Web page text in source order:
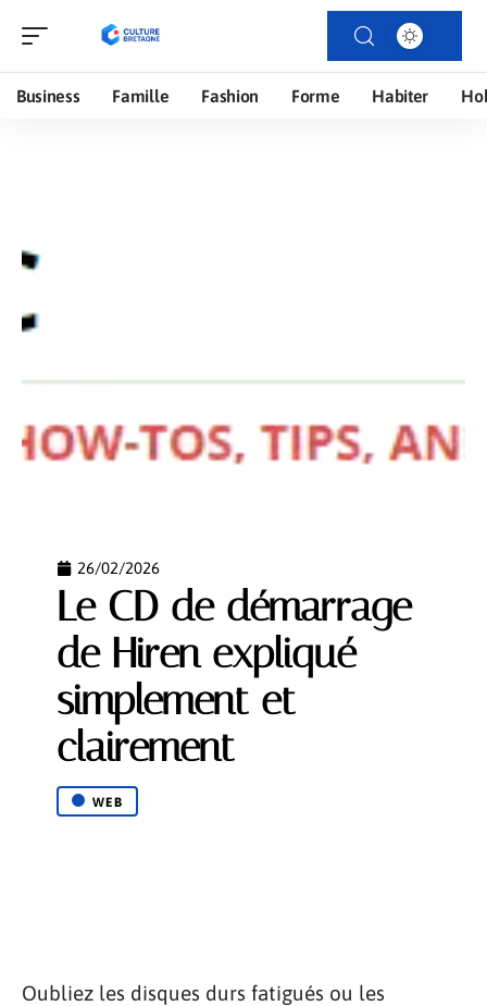
Business Famille Fashion Forme Habiter
26/02/2026
Le CD de démarrage
de Hiren expliqué
simplement et
clairement
WEB
Oubliez les disques durs fatigués ou les